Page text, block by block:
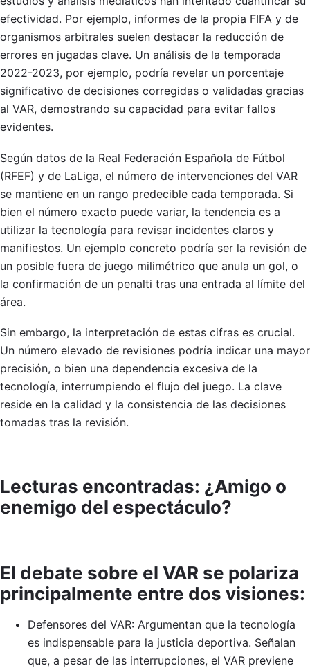
efectividad. Por ejemplo, informes de la propia FIFA y de
organismos arbitrales suelen destacar la reducción de
errores en jugadas clave. Un análisis de la temporada
2022-2023, por ejemplo, podría revelar un porcentaje
significativo de decisiones corregidas o validadas gracias
al VAR, demostrando su capacidad para evitar fallos
evidentes.
Según datos de la Real Federación Española de Fútbol
(RFEF) y de LaLiga, el número de intervenciones del VAR
se mantiene en un rango predecible cada temporada. Si
bien el número exacto puede variar, la tendencia es a
utilizar la tecnología para revisar incidentes claros y
manifiestos. Un ejemplo concreto podría ser la revisión de
un posible fuera de juego milimétrico que anula un gol, o
la confirmación de un penalti tras una entrada al límite del
área.
Sin embargo, la interpretación de estas cifras es crucial.
Un número elevado de revisiones podría indicar una mayor
precisión, o bien una dependencia excesiva de la
tecnología, interrumpiendo el flujo del juego. La clave
reside en la calidad y la consistencia de las decisiones
tomadas tras la revisión.
Lecturas encontradas: ¿Amigo o
enemigo del espectáculo?
El debate sobre el VAR se polariza
principalmente entre dos visiones:
Defensores del VAR: Argumentan que la tecnología
es indispensable para la justicia deportiva. Señalan
que, a pesar de las interrupciones, el VAR previene